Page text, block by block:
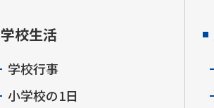
学校生活
学校行事
小学校の1日